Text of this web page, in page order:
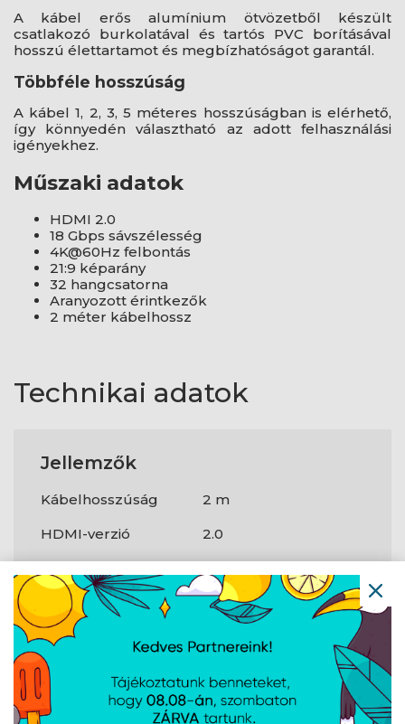
A kábel erős alumínium ötvözetből készült
csatlakozó burkolatával és tartós PVC borításával
hosszú élettartamot és megbízhatóságot garantál.
Többféle hosszúság
A kábel 1, 2, 3, 5 méteres hosszúságban is elérhető,
így könnyedén választható az adott felhasználási
igényekhez.
Műszaki adatok
HDMI 2.0
18 Gbps sávszélesség
4K@60Hz felbontás
21:9 képarány
32 hangcsatorna
Aranyozott érintkezők
2 méter kábelhossz
Technikai adatok
Jellemzők
Kábelhosszúság
2 m
HDMI-verzió
2.0
A weboldalon esetlegesen előforduló elektronikus feltöltési,
technikai hibákért felelősséget nem vállalunk.